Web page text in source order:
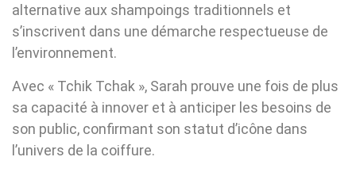
alternative aux shampoings traditionnels et
s’inscrivent dans une démarche respectueuse de
l’environnement.
Avec « Tchik Tchak », Sarah prouve une fois de plus
sa capacité à innover et à anticiper les besoins de
son public, confirmant son statut d’icône dans
l’univers de la coiffure.